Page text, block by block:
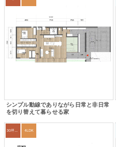
シンプル動線でありながら日常と非日常
を切り替えて暮らせる家
4LDK